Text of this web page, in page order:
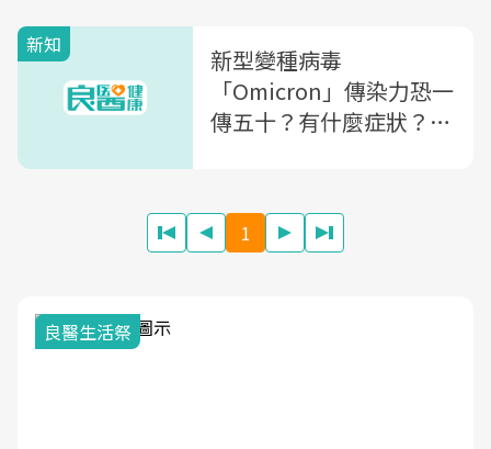
新知
新型變種病毒
「Omicron」傳染力恐一
傳五十？有什麼症狀？傳
1
良醫生活祭